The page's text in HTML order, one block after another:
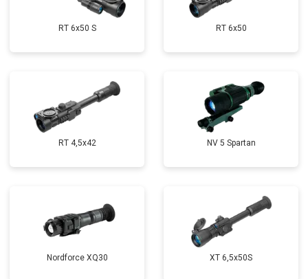
RT 6x50 S RT 6x50
RT 4,5х42 NV 5 Spartan
Nordforce XQ30 XT 6,5x50S